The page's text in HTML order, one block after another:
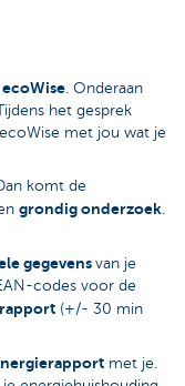
. Onderaan
het gesprek
met jou wat je
komt de
grondig onderzoek.
gegevensvan je
codes voor de
(+/- 30 min
met je.